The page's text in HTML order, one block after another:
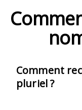
Comment
pluriel ?